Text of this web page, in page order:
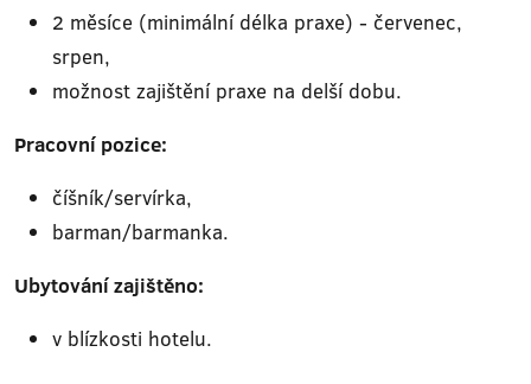
2 měsíce (minimální délka praxe) - červenec,
srpen,
možnost zajištění praxe na delší dobu.
Pracovní pozice:
číšník/servírka,
barman/barmanka.
Ubytování zajištěno:
v blízkosti hotelu.